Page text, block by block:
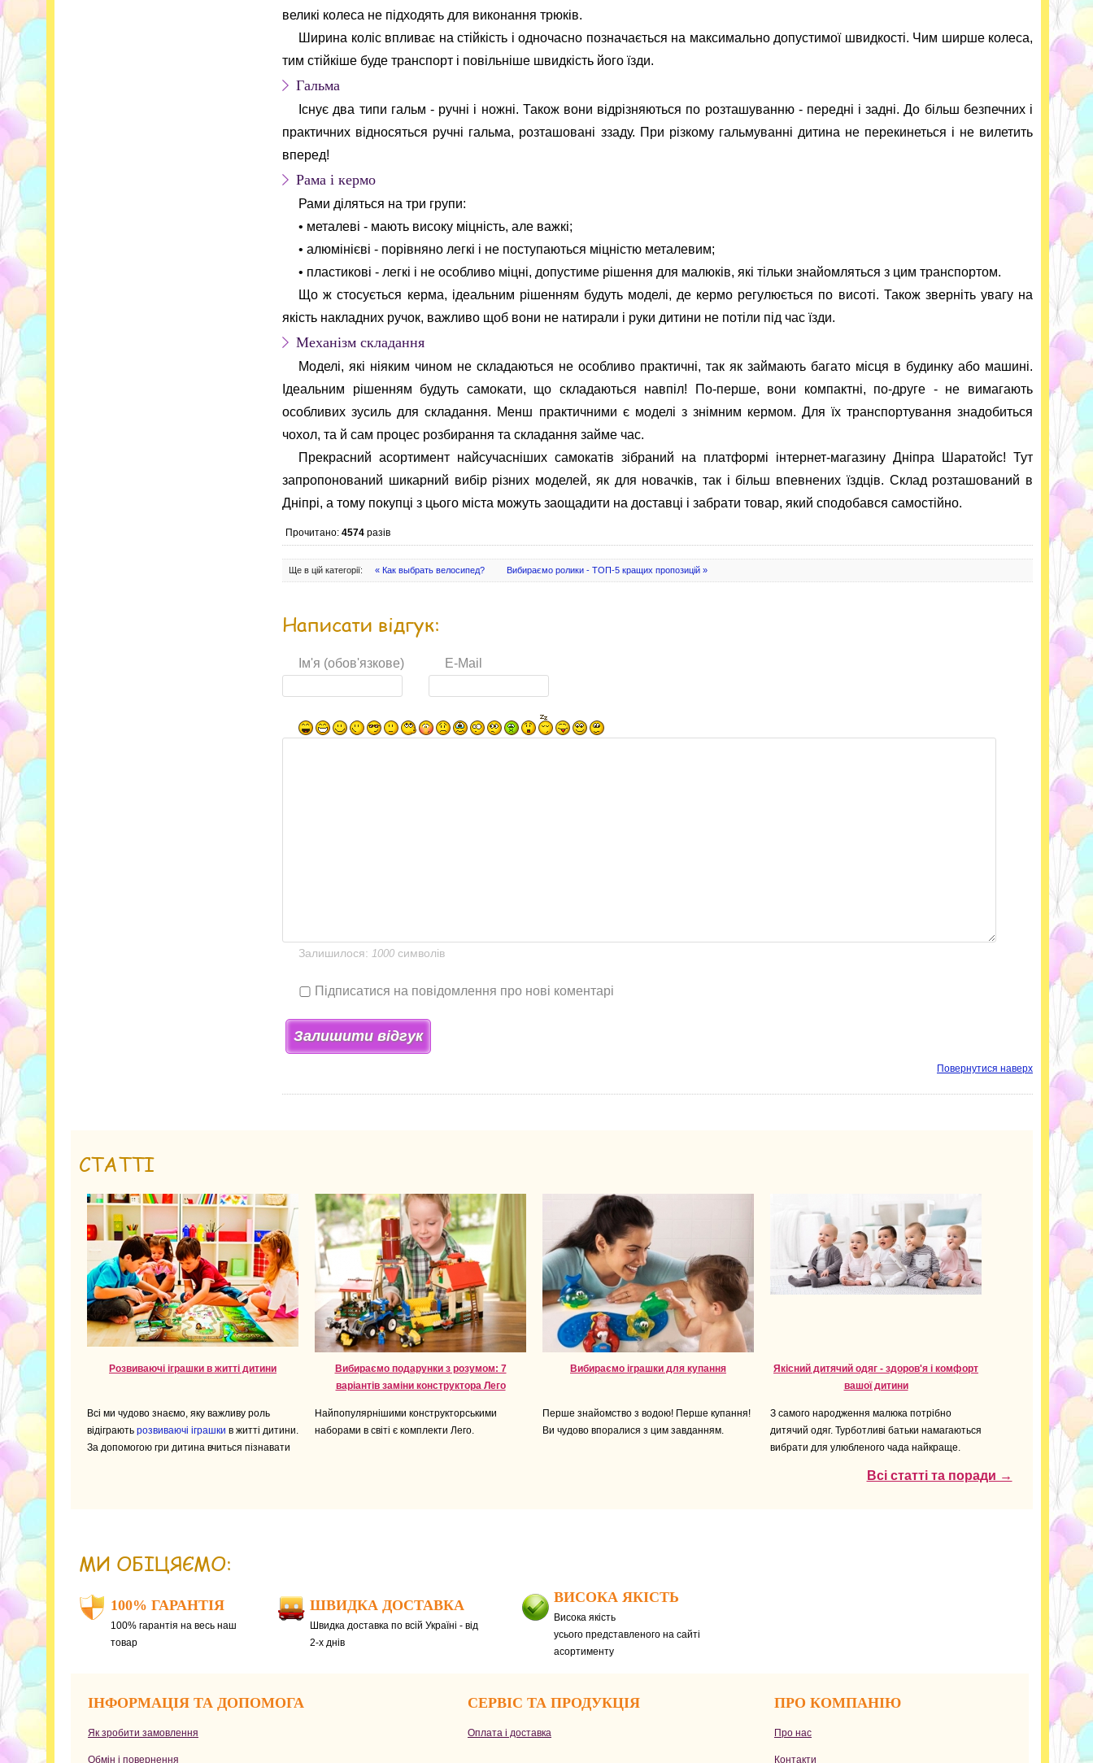
великі колеса не підходять для виконання трюків.
Ширина коліс впливає на стійкість і одночасно позначається на максимально допустимої швидкості. Чим ширше колеса,
тим стійкіше буде транспорт і повільніше швидкість його їзди.
Гальма
Існує два типи гальм - ручні і ножні. Також вони відрізняються по розташуванню - передні і задні. До більш безпечних і
практичних відносяться ручні гальма, розташовані ззаду. При різкому гальмуванні дитина не перекинеться і не вилетить
вперед!
Рама і кермо
Рами діляться на три групи:
• металеві - мають високу міцність, але важкі;
• алюмінієві - порівняно легкі і не поступаються міцністю металевим;
• пластикові - легкі і не особливо міцні, допустиме рішення для малюків, які тільки знайомляться з цим транспортом.
Що ж стосується керма, ідеальним рішенням будуть моделі, де кермо регулюється по висоті. Також зверніть увагу на
якість накладних ручок, важливо щоб вони не натирали і руки дитини не потіли під час їзди.
Механізм складання
Моделі, які ніяким чином не складаються не особливо практичні, так як займають багато місця в будинку або машині.
Ідеальним рішенням будуть самокати, що складаються навпіл! По-перше, вони компактні, по-друге - не вимагають
особливих зусиль для складання. Менш практичними є моделі з знімним кермом. Для їх транспортування знадобиться
чохол, та й сам процес розбирання та складання займе час.
Прекрасний асортимент найсучасніших самокатів зібраний на платформі інтернет-магазину Дніпра Шаратойс! Тут
запропонований шикарний вибір різних моделей, як для новачків, так і більш впевнених їздців. Склад розташований в
Дніпрі, а тому покупці з цього міста можуть заощадити на доставці і забрати товар, який сподобався самостійно.
Прочитано:4574 разів
Ще в цій категорії: « Как выбрать велосипед? Вибираємо ролики - ТОП-5 кращих пропозицій »
Написати відгук:
Ім'я (обов'язкове) E-Mail
Залишилося: 1000 символів
Підписатися на повідомлення про нові коментарі
Залишити відгук
Повернутися наверх
СТАТТІ
Розвиваючі іграшки в житті дитини
Всі ми чудово знаємо, яку важливу роль
відіграють розвиваючі іграшки в житті дитини.
За допомогою гри дитина вчиться пізнавати
Вибираємо подарунки з розумом: 7
варіантів заміни конструктора Лего
Найпопулярнішими конструкторськими
наборами в світі є комплекти Лего.
Вибираємо іграшки для купання
Перше знайомство з водою! Перше купання!
Ви чудово впоралися з цим завданням.
Якісний дитячий одяг - здоров'я і комфорт
вашої дитини
З самого народження малюка потрібно
дитячий одяг. Турботливі батьки намагаються
вибрати для улюбленого чада найкраще.
Всі статті та поради →
МИ ОБІЦЯЄМО:
100% ГАРАНТІЯ
100% гарантія на весь наш
товар
ШВИДКА ДОСТАВКА
Швидка доставка по всій Україні - від
2-х днів
ВИСОКА ЯКІСТЬ
Висока якість
усього представленого на сайті
асортименту
ІНФОРМАЦІЯ ТА ДОПОМОГА СЕРВІС ТА ПРОДУКЦІЯ ПРО КОМПАНІЮ
Як зробити замовлення Оплата і доставка Про нас
Обмін і повернення Контакти